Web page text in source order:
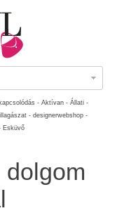
- Aktívan - Állati -
- designerwebshop -
Esküvő
dolgom